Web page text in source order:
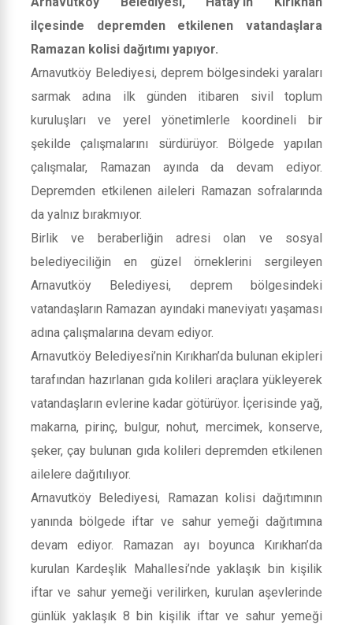
ilçesinde depremden etkilenen vatandaşlara
Ramazan kolisi dağıtımı yapıyor.
Arnavutköy Belediyesi, deprem bölgesindeki yaraları
sarmak adına ilk günden itibaren sivil toplum
kuruluşları ve yerel yönetimlerle koordineli bir
şekilde çalışmalarını sürdürüyor. Bölgede yapılan
çalışmalar, Ramazan ayında da devam ediyor.
Depremden etkilenen aileleri Ramazan sofralarında
da yalnız bırakmıyor.
Birlik ve beraberliğin adresi olan ve sosyal
belediyeciliğin en güzel örneklerini sergileyen
Arnavutköy Belediyesi, deprem bölgesindeki
vatandaşların Ramazan ayındaki maneviyatı yaşaması
adına çalışmalarına devam ediyor.
Arnavutköy Belediyesi’nin Kırıkhan’da bulunan ekipleri
tarafından hazırlanan gıda kolileri araçlara yükleyerek
vatandaşların evlerine kadar götürüyor. İçerisinde yağ,
makarna, pirinç, bulgur, nohut, mercimek, konserve,
şeker, çay bulunan gıda kolileri depremden etkilenen
ailelere dağıtılıyor.
Arnavutköy Belediyesi, Ramazan kolisi dağıtımının
yanında bölgede iftar ve sahur yemeği dağıtımına
devam ediyor. Ramazan ayı boyunca Kırıkhan’da
kurulan Kardeşlik Mahallesi’nde yaklaşık bin kişilik
iftar ve sahur yemeği verilirken, kurulan aşevlerinde
günlük yaklaşık 8 bin kişilik iftar ve sahur yemeği